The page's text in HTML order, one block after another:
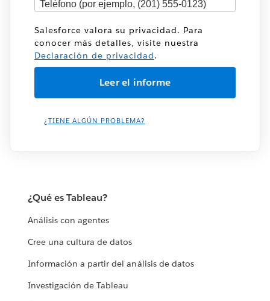
Salesforce valora su privacidad. Para
conocer más detalles, visite nuestra
Declaración de privacidad.
¿TIENE ALGÚN PROBLEMA?
¿Qué es Tableau?
Análisis con agentes
Cree una cultura de datos
Información a partir del análisis de datos
Investigación de Tableau